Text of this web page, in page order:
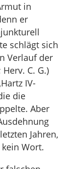
in
er
schlägt sich
Verlauf der
C. G.)
IV-
die
Aber
Jahren,
Wort.